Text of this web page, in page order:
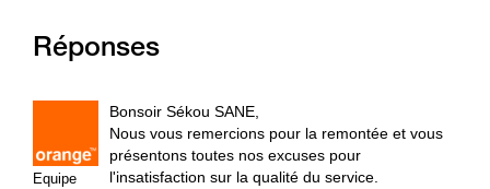
Réponses
Equipe
Bonsoir Sékou SANE,
Nous vous remercions pour la remontée et vous
présentons toutes nos excuses pour
l'insatisfaction sur la qualité du service.